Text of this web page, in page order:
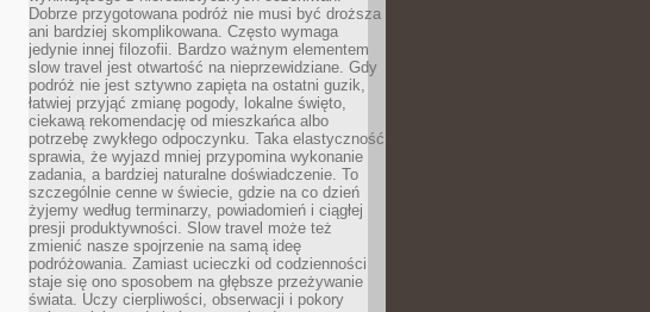
Dobrze przygotowana podróż nie musi być droższa
ani bardziej skomplikowana. Często wymaga
jedynie innej filozofii. Bardzo ważnym elementem
slow travel jest otwartość na nieprzewidziane. Gdy
podróż nie jest sztywno zapięta na ostatni guzik,
łatwiej przyjąć zmianę pogody, lokalne święto,
ciekawą rekomendację od mieszkańca albo
potrzebę zwykłego odpoczynku. Taka elastyczność
sprawia, że wyjazd mniej przypomina wykonanie
zadania, a bardziej naturalne doświadczenie. To
szczególnie cenne w świecie, gdzie na co dzień
żyjemy według terminarzy, powiadomień i ciągłej
presji produktywności. Slow travel może też
zmienić nasze spojrzenie na samą ideę
podróżowania. Zamiast ucieczki od codzienności
staje się ono sposobem na głębsze przeżywanie
świata. Uczy cierpliwości, obserwacji i pokory